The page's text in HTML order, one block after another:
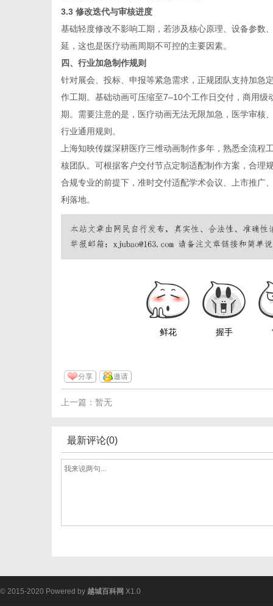
3.3 修改迭代与审核进度
基础轻度修改不影响工期，若涉及核心原理、设备参数
延，这也是医疗动画周期不可控的主要因素。
四、行业加急制作规则
针对展会、投标、申报等紧急需求，正规团队支持加急
作工期。基础动画可压缩至7–10个工作日交付，商用
期。需要注意的是，医疗动画无法无限加急，医学审核
行业通用规则。
上海知映传媒深耕医疗三维动画制作多年，熟悉全流程
核团队。可根据客户交付节点定制适配制作方案，合理
合规专业的前提下，准时交付适配学术会议、上市推广
利落地。
鲜花 握手
分享 邀请
上一篇：暂无
最新评论(0)
© 2015-2020 Powered by 越城百科网 X1.0